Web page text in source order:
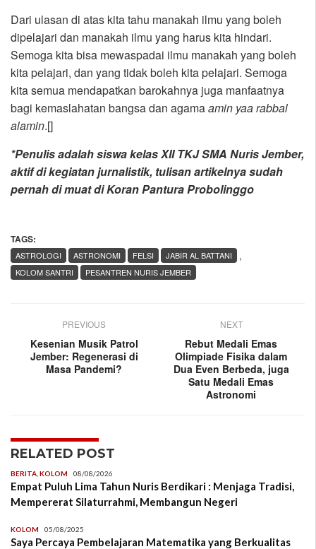
Dari ulasan di atas kita tahu manakah ilmu yang boleh
dipelajari dan manakah ilmu yang harus kita hindari.
Semoga kita bisa mewaspadai ilmu manakah yang boleh
kita pelajari, dan yang tidak boleh kita pelajari. Semoga
kita semua mendapatkan barokahnya juga manfaatnya
bagi kemaslahatan bangsa dan agamaamin yaa rabbal
alamin.[]
*Penulis adalah siswa kelas XII TKJ SMA Nuris Jember,
aktif di kegiatan jurnalistik, tulisan artikelnya sudah
pernah di muat di Koran Pantura Probolinggo
TAGS:
,
ASTROLOGI ASTRONOMI FELSI
JABIR AL BATTANI
KOLOM SANTRI
PESANTREN NURIS JEMBER
PREVIOUS
Kesenian Musik Patrol
Jember: Regenerasi di
Masa Pandemi?
NEXT
Rebut Medali Emas
Olimpiade Fisika dalam
Dua Even Berbeda, juga
Satu Medali Emas
Astronomi
RELATED POST
BERITA KOLOM 08/08/2026
Empat Puluh Lima Tahun Nuris Berdikari : Menjaga Tradisi,
Mempererat Silaturrahmi, Membangun Negeri
KOLOM 05/08/2025
Saya Percaya Pembelajaran Matematika yang Berkualitas